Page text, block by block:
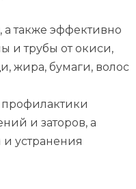
а также эффективно
и трубы от окиси,
жира, бумаги, волос
и заторов, а
устранения